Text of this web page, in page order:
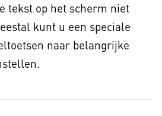
tekst op het scherm niet
kunt u een speciale
naar belangrijke